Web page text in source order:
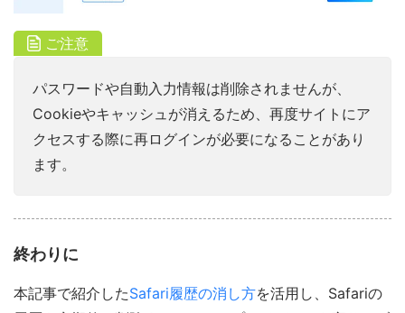
ご注意
パスワードや自動入力情報は削除されませんが、
Cookieやキャッシュが消えるため、再度サイトにア
クセスする際に再ログインが必要になることがあり
ます。
終わりに
本記事で紹介したSafari履歴の消し方を活用し、Safariの